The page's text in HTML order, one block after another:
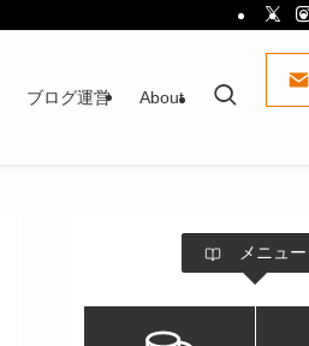
ブログ運営 About
メニュー